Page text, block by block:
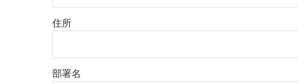
住所
部署名